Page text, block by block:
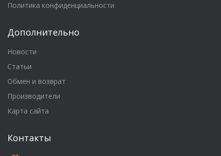
Политика конфиденциальности
Дополнительно
Новости
Статьи
Обмен и возврат
Производители
Карта сайта
Контакты